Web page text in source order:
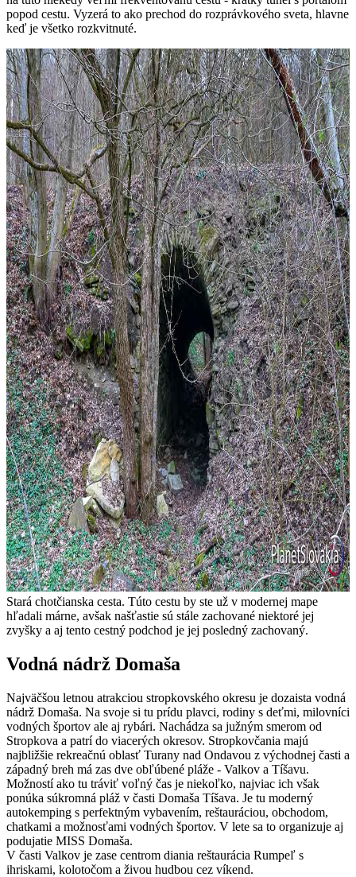
popod cestu. Vyzerá to ako prechod do rozprávkového sveta, hlavne
keď je všetko rozkvitnuté.
Stará chotčianska cesta. Túto cestu by ste už v modernej mape
hľadali márne, avšak našťastie sú stále zachované niektoré jej
zvyšky a aj tento cestný podchod je jej posledný zachovaný.
Vodná nádrž Domaša
Najväčšou letnou atrakciou stropkovského okresu je dozaista vodná
nádrž Domaša. Na svoje si tu prídu plavci, rodiny s deťmi, milovníci
vodných športov ale aj rybári. Nachádza sa južným smerom od
Stropkova a patrí do viacerých okresov. Stropkovčania majú
najbližšie rekreačnú oblasť Turany nad Ondavou z východnej časti a
západný breh má zas dve obľúbené pláže - Valkov a Tíšavu.
Možností ako tu tráviť voľný čas je niekoľko, najviac ich však
ponúka súkromná pláž v časti Domaša Tíšava. Je tu moderný
autokemping s perfektným vybavením, reštauráciou, obchodom,
chatkami a možnosťami vodných športov. V lete sa to organizuje aj
podujatie MISS Domaša.
V časti Valkov je zase centrom diania reštaurácia Rumpeľ s
ihriskami, kolotočom a živou hudbou cez víkend.